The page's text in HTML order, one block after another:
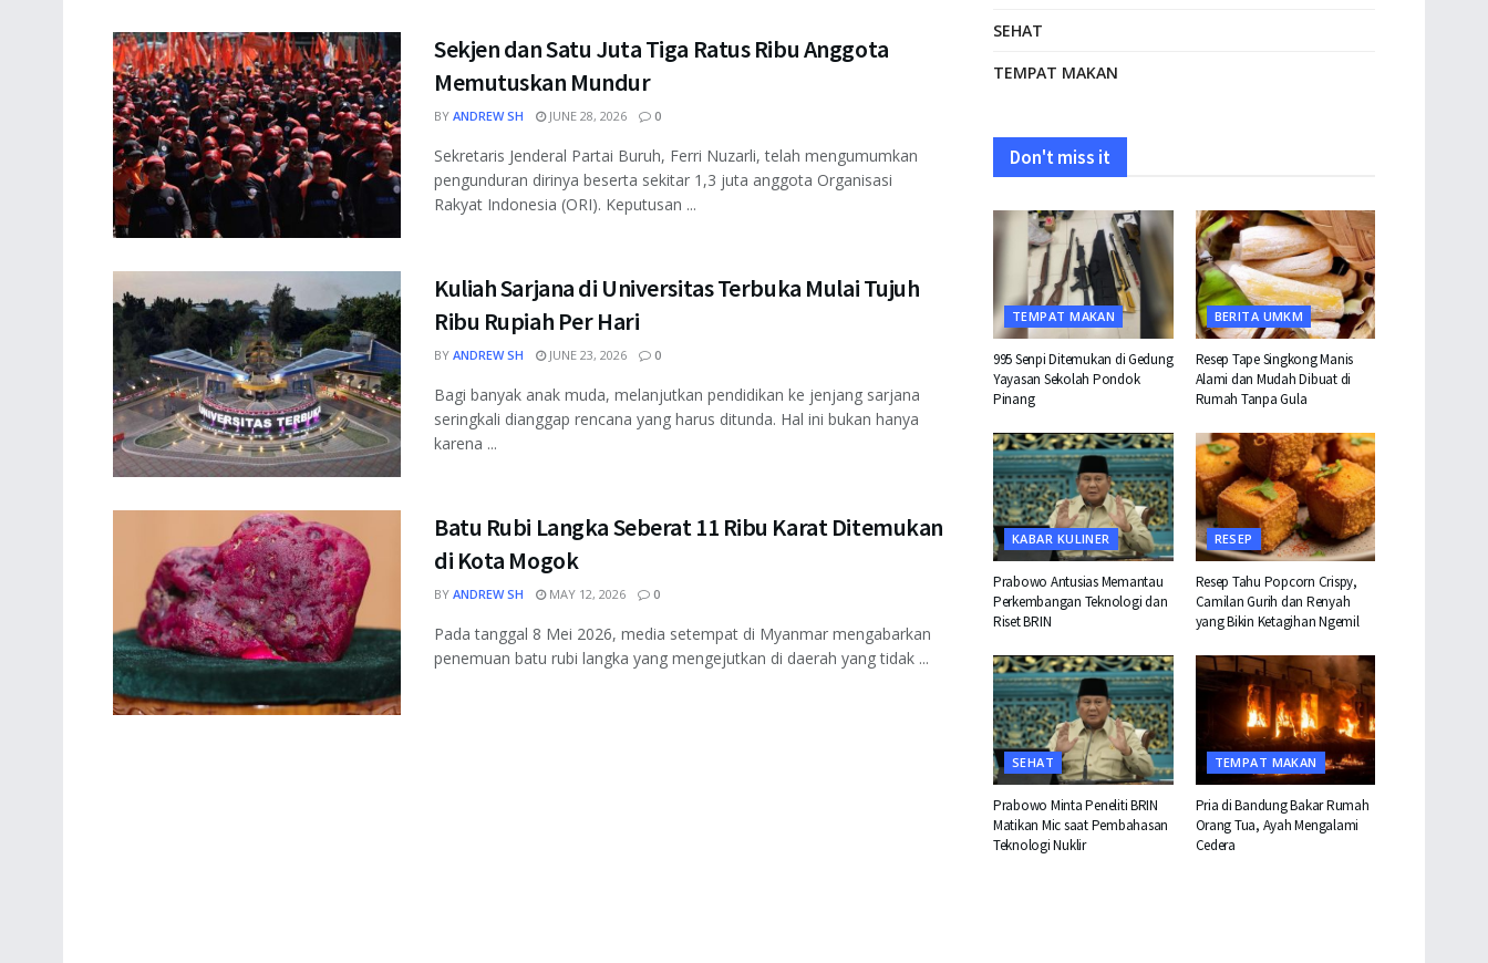
Sekjen dan Satu Juta Tiga Ratus Ribu Anggota
Memutuskan Mundur
BY ANDREW SH JUNE 28, 2026 0
Sekretaris Jenderal Partai Buruh, Ferri Nuzarli, telah mengumumkan
pengunduran dirinya beserta sekitar 1,3 juta anggota Organisasi
Rakyat Indonesia (ORI). Keputusan ...
Kuliah Sarjana di Universitas Terbuka Mulai Tujuh
Ribu Rupiah Per Hari
BY ANDREW SH JUNE 23, 2026 0
Bagi banyak anak muda, melanjutkan pendidikan ke jenjang sarjana
seringkali dianggap rencana yang harus ditunda. Hal ini bukan hanya
karena ...
Batu Rubi Langka Seberat 11 Ribu Karat Ditemukan
di Kota Mogok
BY ANDREW SH MAY 12, 2026 0
Pada tanggal 8 Mei 2026, media setempat di Myanmar mengabarkan
penemuan batu rubi langka yang mengejutkan di daerah yang tidak ...
SEHAT
TEMPAT MAKAN
Don't miss it
TEMPAT MAKAN
995 Senpi Ditemukan di Gedung
Yayasan Sekolah Pondok
Pinang
BERITA UMKM
Resep Tape Singkong Manis
Alami dan Mudah Dibuat di
Rumah Tanpa Gula
KABAR KULINER
Prabowo Antusias Memantau
Perkembangan Teknologi dan
Riset BRIN
RESEP
Resep Tahu Popcorn Crispy,
Camilan Gurih dan Renyah
yang Bikin Ketagihan Ngemil
SEHAT
Prabowo Minta Peneliti BRIN
Matikan Mic saat Pembahasan
Teknologi Nuklir
TEMPAT MAKAN
Pria di Bandung Bakar Rumah
Orang Tua, Ayah Mengalami
Cedera